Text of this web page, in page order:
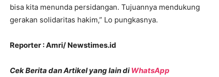
bisa kita menunda persidangan. Tujuannya mendukung
gerakan solidaritas hakim,” Lo pungkasnya.
Reporter : Amri/ Newstimes.id
Cek Berita dan Artikel yang lain diWhatsApp